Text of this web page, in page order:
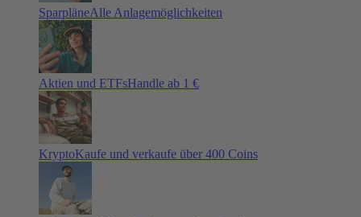
SparpläneAlle Anlagemöglichkeiten
Aktien und ETFsHandle ab 1 €
KryptoKaufe und verkaufe über 400 Coins